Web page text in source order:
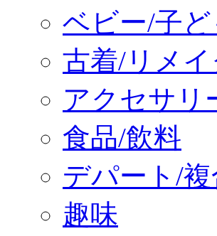
ベビー/子ど
古着/リメイ
アクセサリ
食品/飲料
デパート/
趣味